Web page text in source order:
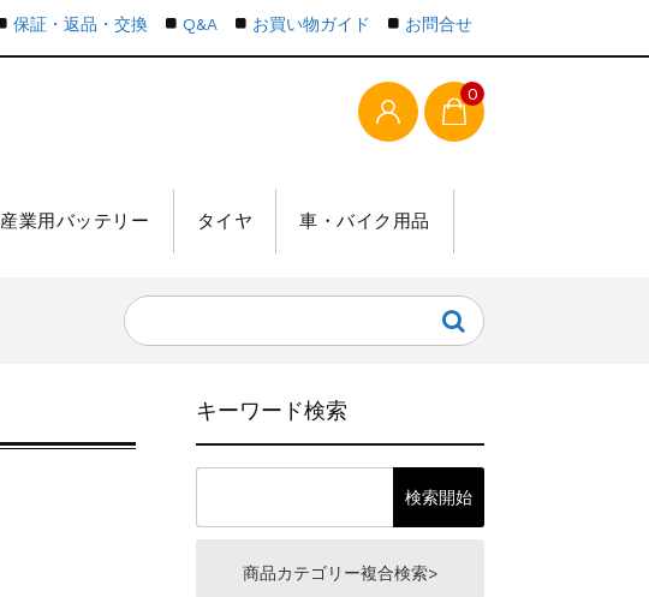
0
産業用バッテリー タイヤ 車・バイク用品
保証・返品・交換 Q&A お買い物ガイド お問合せ
キーワード検索
商品カテゴリー複合検索>